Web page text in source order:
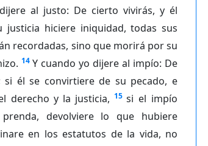
al justo: De cierto vivirás, y él
justicia hiciere iniquidad, todas sus
recordadas, sino que morirá por su
14 Y cuando yo dijere al impío: De
si él se convirtiere de su pecado, e
derecho y la justicia, 15 si el impío
devolviere lo que hubiere
en los estatutos de la vida, no